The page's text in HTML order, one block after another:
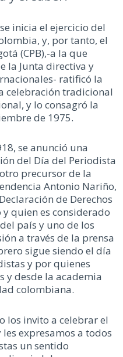
inicia el ejercicio del
y, por tanto, el
(CPB),-a la que
la Junta directiva y
ratificó la
celebración tradicional
y lo consagró la
de 1975.
se anunció una
del Día del Periodista
precursor de la
Antonio Nariño,
de Derechos
quien es considerado
país y uno de los
a través de la prensa
sigue siendo el día
y por quienes
y desde la academia
colombiana.
los invito a celebrar el
expresamos a todos
un sentido